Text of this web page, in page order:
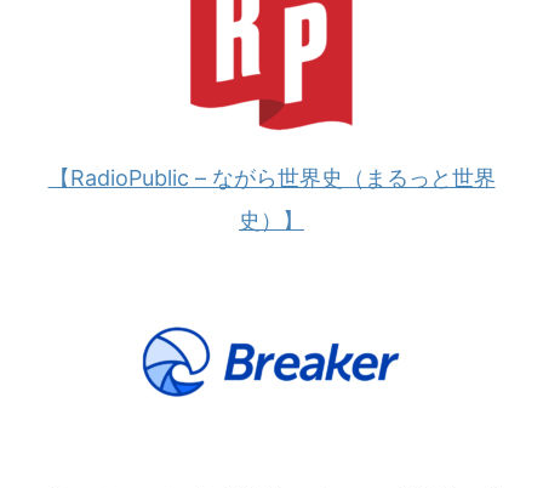
【RadioPublic – ながら世界史（まるっと世界
史）】